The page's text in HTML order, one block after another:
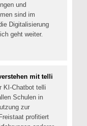
und
sind im
Digitalisierung
geht weiter.
mit telli
KI-Chatbot telli
Schulen in
zur
profitiert